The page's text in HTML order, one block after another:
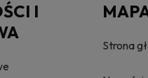
I
Strona